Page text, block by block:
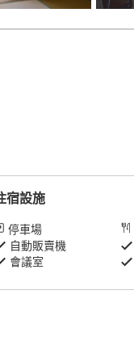
宿設施
停車場
自動販賣機
會議室